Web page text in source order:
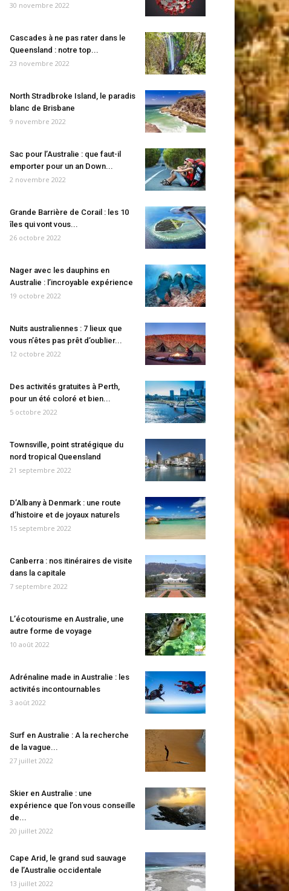
30 novembre 2022
Cascades à ne pas rater dans le
Queensland : notre top...
23 novembre 2022
North Stradbroke Island, le paradis
blanc de Brisbane
9 novembre 2022
Sac pour l’Australie : que faut-il
emporter pour un an Down...
2 novembre 2022
Grande Barrière de Corail : les 10
îles qui vont vous...
26 octobre 2022
Nager avec les dauphins en
Australie : l’incroyable expérience
19 octobre 2022
Nuits australiennes : 7 lieux que
vous n’êtes pas prêt d’oublier...
12 octobre 2022
Des activités gratuites à Perth,
pour un été coloré et bien...
5 octobre 2022
Townsville, point stratégique du
nord tropical Queensland
21 septembre 2022
D’Albany à Denmark : une route
d’histoire et de joyaux naturels
15 septembre 2022
Canberra : nos itinéraires de visite
dans la capitale
7 septembre 2022
L’écotourisme en Australie, une
autre forme de voyage
10 août 2022
Adrénaline made in Australie : les
activités incontournables
3 août 2022
Surf en Australie : A la recherche
de la vague...
27 juillet 2022
Skier en Australie : une
expérience que l’on vous conseille
de...
20 juillet 2022
Cape Arid, le grand sud sauvage
de l’Australie occidentale
13 juillet 2022